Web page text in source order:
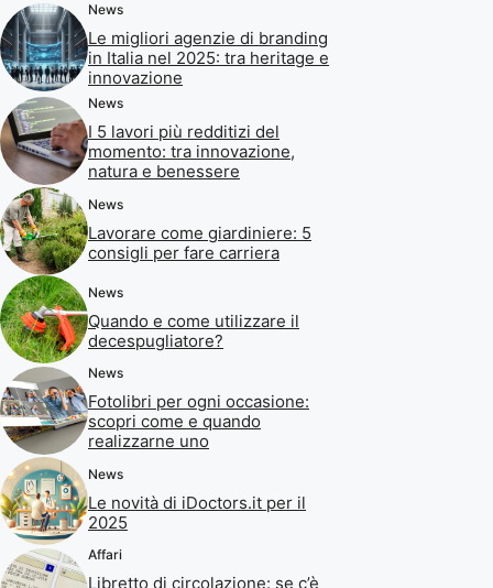
News
Le migliori agenzie di branding
in Italia nel 2025: tra heritage e
innovazione
News
I 5 lavori più redditizi del
momento: tra innovazione,
natura e benessere
News
Lavorare come giardiniere: 5
consigli per fare carriera
News
Quando e come utilizzare il
decespugliatore?
News
Fotolibri per ogni occasione:
scopri come e quando
realizzarne uno
News
Le novità di iDoctors.it per il
2025
Affari
Libretto di circolazione: se c’è